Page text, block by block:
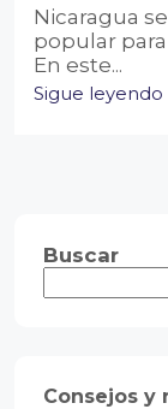
Nicaragua
popular
En este...
Sigue leyendo
Buscar
Consejos y